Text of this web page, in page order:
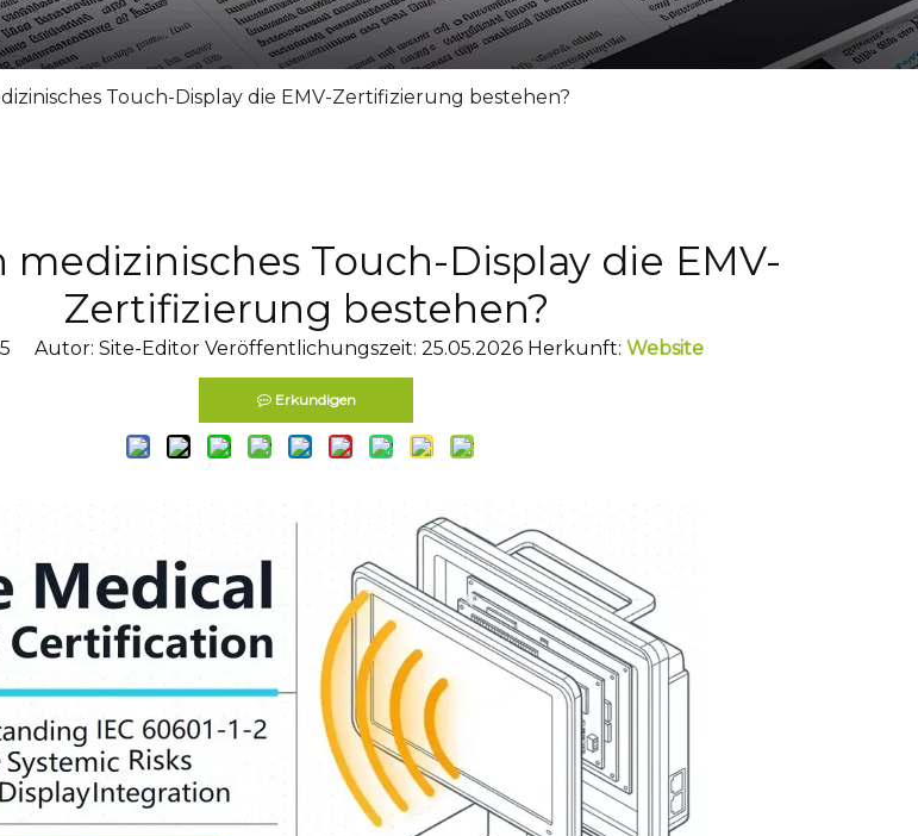
Touch-Display die EMV-Zertifizierung bestehen?
medizinisches Touch-Display die EMV-
Zertifizierung bestehen?
Autor: Site-Editor Veröffentlichungszeit: 25.05.2026 Herkunft: Website
Erkundigen